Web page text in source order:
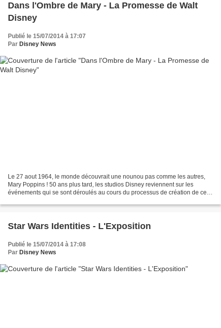
Dans l'Ombre de Mary - La Promesse de Walt
Disney
Publié le 15/07/2014 à 17:07
Par Disney News
Le 27 aout 1964, le monde découvrait une nounou pas comme les autres,
Mary Poppins ! 50 ans plus tard, les studios Disney reviennent sur les
événements qui se sont déroulés au cours du processus de création de ce
Star Wars Identities - L'Exposition
Publié le 15/07/2014 à 17:08
Par Disney News